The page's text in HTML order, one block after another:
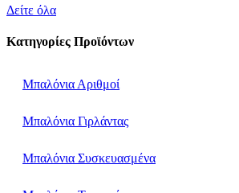
Δείτε όλα
Κατηγορίες Προϊόντων
Μπαλόνια Αριθμοί
Μπαλόνια Γιρλάντας
Μπαλόνια Συσκευασμένα